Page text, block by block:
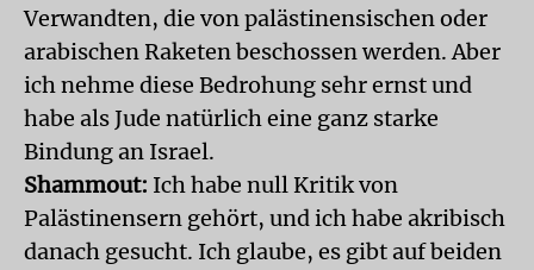
Verwandten, die von palästinensischen oder
arabischen Raketen beschossen werden. Aber
ich nehme diese Bedrohung sehr ernst und
habe als Jude natürlich eine ganz starke
Bindung an Israel.
Shammout: Ich habe null Kritik von
Palästinensern gehört, und ich habe akribisch
danach gesucht. Ich glaube, es gibt auf beiden